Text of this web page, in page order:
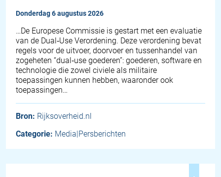
donderdag 6 augustus 2026
…De Europese Commissie is gestart met een evaluatie
van de Dual‑Use Verordening. Deze verordening bevat
regels voor de uitvoer, doorvoer en tussenhandel van
zogeheten “dual‑use goederen”: goederen, software en
technologie die zowel civiele als militaire
toepassingen kunnen hebben, waaronder ook
toepassingen…
Bron: Rijksoverheid.nl
Categorie: Media|Persberichten